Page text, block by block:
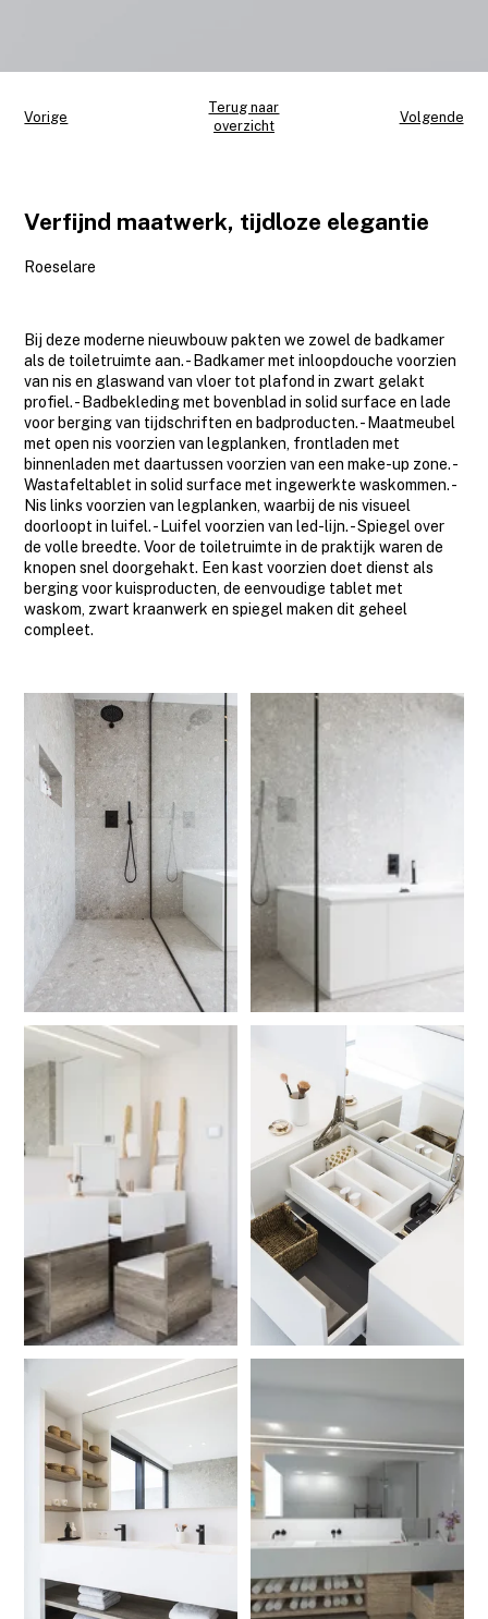
Vorige
Terug naar
overzicht
Volgende
Verfijnd maatwerk, tijdloze elegantie
Roeselare
Bij deze moderne nieuwbouw pakten we zowel de badkamer
als de toiletruimte aan. - Badkamer met inloopdouche voorzien
van nis en glaswand van vloer tot plafond in zwart gelakt
profiel. - Badbekleding met bovenblad in solid surface en lade
voor berging van tijdschriften en badproducten. - Maatmeubel
met open nis voorzien van legplanken, frontladen met
binnenladen met daartussen voorzien van een make-up zone. -
Wastafeltablet in solid surface met ingewerkte waskommen. -
Nis links voorzien van legplanken, waarbij de nis visueel
doorloopt in luifel. - Luifel voorzien van led-lijn. - Spiegel over
de volle breedte. Voor de toiletruimte in de praktijk waren de
knopen snel doorgehakt. Een kast voorzien doet dienst als
berging voor kuisproducten, de eenvoudige tablet met
waskom, zwart kraanwerk en spiegel maken dit geheel
compleet.